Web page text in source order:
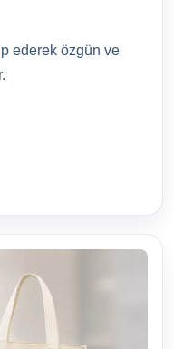
ederek özgün ve